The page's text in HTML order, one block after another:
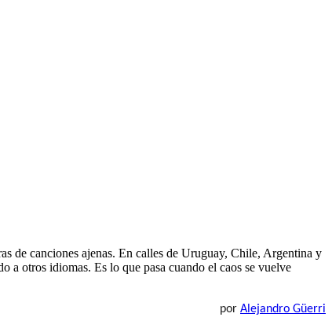
de canciones ajenas. En calles de Uruguay, Chile, Argentina y
a otros idiomas. Es lo que pasa cuando el caos se vuelve
por Alejandro Güerri